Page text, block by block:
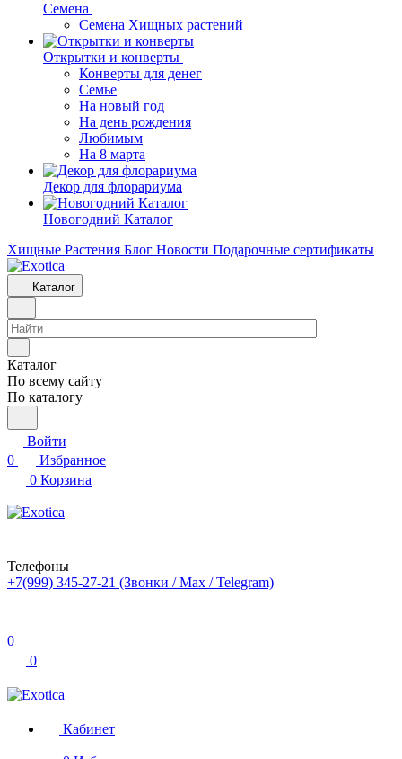
Семена
Семена Хищных растений
Открытки и конверты
Конверты для денег
Семье
На новый год
На день рождения
Любимым
На 8 марта
Декор для флорариума
Новогодний Каталог
Хищные Растения Блог Новости Подарочные сертификаты
Каталог
Каталог
По всему сайту
По каталогу
Войти
0
Избранное
0 Корзина
Телефоны
+7(999) 345-27-21 (Звонки / Max / Telegram)
0
0
Кабинет